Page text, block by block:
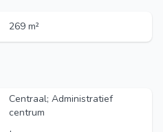
269 m²
Centraal; Administratief
centrum